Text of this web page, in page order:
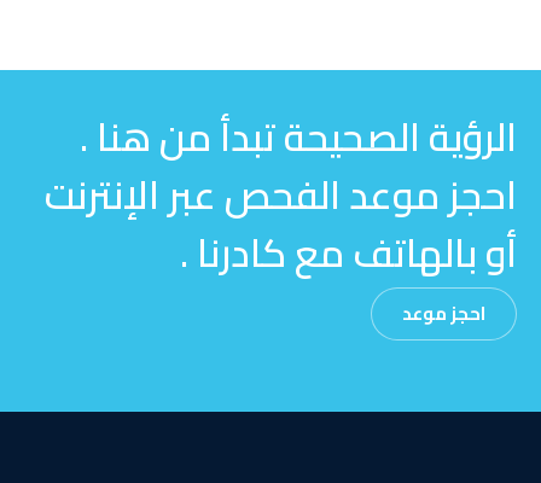
الرؤية الصحيحة تبدأ من هنا .
احجز موعد الفحص عبر الإنترنت
أو بالهاتف مع كادرنا .
احجز موعد